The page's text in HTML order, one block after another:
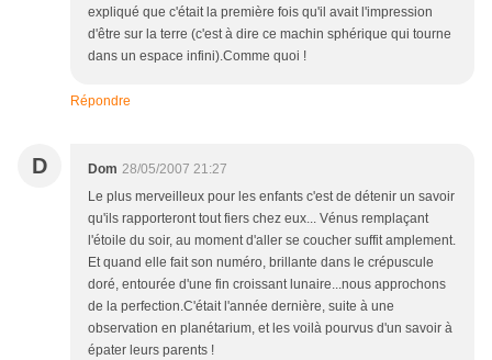
expliqué que c'était la première fois qu'il avait l'impression
d'être sur la terre (c'est à dire ce machin sphérique qui tourne
dans un espace infini).Comme quoi !
Répondre
D Dom 28/05/2007 21:27
Le plus merveilleux pour les enfants c'est de détenir un savoir
qu'ils rapporteront tout fiers chez eux... Vénus remplaçant
l'étoile du soir, au moment d'aller se coucher suffit amplement.
Et quand elle fait son numéro, brillante dans le crépuscule
doré, entourée d'une fin croissant lunaire...nous approchons
de la perfection.C'était l'année dernière, suite à une
observation en planétarium, et les voilà pourvus d'un savoir à
épater leurs parents !